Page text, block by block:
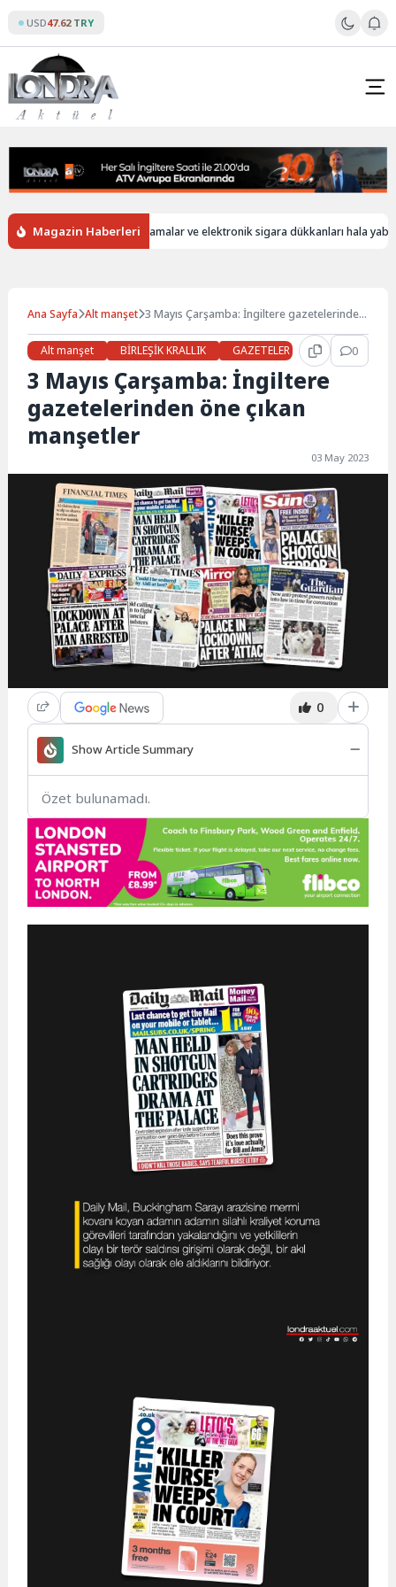
content
USD47.62 TRY
Magazin Haberleri
İngiltere’de oto yıkamalar ve elektronik sigara dükkanları hala yabancı
Ana Sayfa Alt manşet 3 Mayıs Çarşamba: İngiltere gazetelerinden
Alt manşet
BİRLEŞİK KRALLIK GAZETELER Gündem
0
3 Mayıs Çarşamba: İngiltere
gazetelerinden öne çıkan
manşetler
03 May 2023
0
Show Article Summary
Özet bulunamadı.